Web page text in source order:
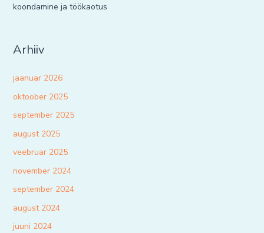
koondamine ja töökaotus
Arhiiv
jaanuar 2026
oktoober 2025
september 2025
august 2025
veebruar 2025
november 2024
september 2024
august 2024
juuni 2024